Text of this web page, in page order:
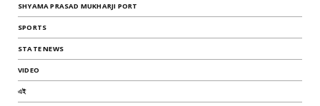
SHYAMA PRASAD MUKHARJI PORT
SPORTS
STATE NEWS
VIDEO
এই